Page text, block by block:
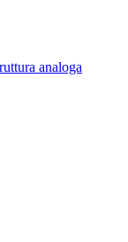
analoga